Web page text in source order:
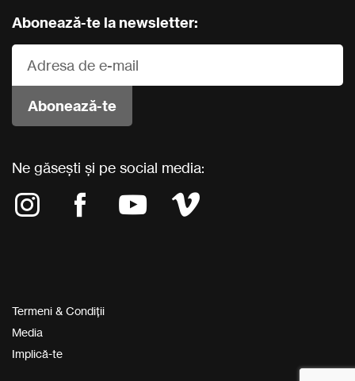
Abonează-te la newsletter:
Ne găsești și pe social media:
Termeni & Condiții
Media
Implică-te